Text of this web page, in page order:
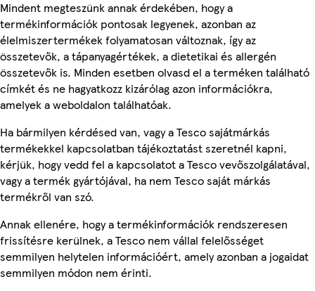
Mindent megteszünk annak érdekében, hogy a
termékinformációk pontosak legyenek, azonban az
élelmiszertermékek folyamatosan változnak, így az
összetevők, a tápanyagértékek, a dietetikai és allergén
összetevők is. Minden esetben olvasd el a terméken található
címkét és ne hagyatkozz kizárólag azon információkra,
amelyek a weboldalon találhatóak.
Ha bármilyen kérdésed van, vagy a Tesco sajátmárkás
termékekkel kapcsolatban tájékoztatást szeretnél kapni,
kérjük, hogy vedd fel a kapcsolatot a Tesco vevőszolgálatával,
vagy a termék gyártójával, ha nem Tesco saját márkás
termékről van szó.
Annak ellenére, hogy a termékinformációk rendszeresen
frissítésre kerülnek, a Tesco nem vállal felelősséget
semmilyen helytelen információért, amely azonban a jogaidat
semmilyen módon nem érinti.